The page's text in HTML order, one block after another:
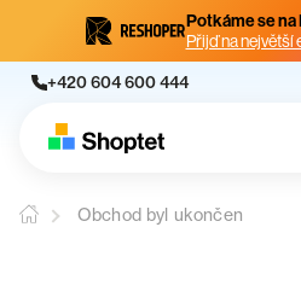
Potkáme se na
Přijď na největší
+420 604 600 444
Obchod byl ukončen